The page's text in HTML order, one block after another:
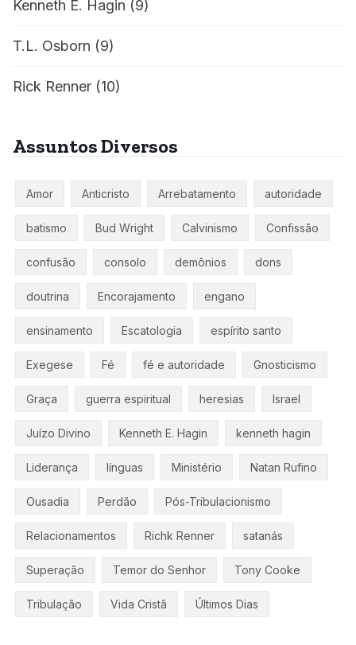
Kenneth E. Hagin (9)
T.L. Osborn (9)
Rick Renner (10)
Assuntos Diversos
Amor Anticristo Arrebatamento autoridade
batismo Bud Wright Calvinismo Confissão
confusão consolo demônios dons
doutrina Encorajamento engano
ensinamento Escatologia espírito santo
Exegese Fé fé e autoridade Gnosticismo
Graça guerra espiritual heresias Israel
Juízo Divino Kenneth E. Hagin kenneth hagin
Liderança línguas Ministério Natan Rufino
Ousadia Perdão Pós-Tribulacionismo
Relacionamentos Richk Renner satanás
Superação Temor do Senhor Tony Cooke
Tribulação Vida Cristã Últimos Dias